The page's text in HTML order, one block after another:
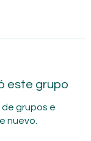
este grupo
de grupos e
nuevo.